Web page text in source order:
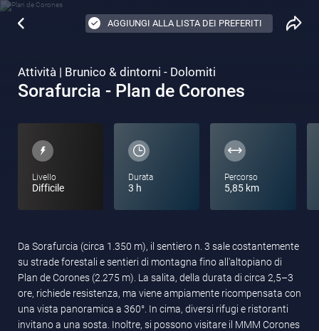
AGGIUNGI ALLA LISTA DEI PREFERITI
Attività | Brunico & dintorni - Dolomiti
Sorafurcia - Plan de Corones
Livello
Difficile
Durata
3 h
Percorso
5,85 km
Da Sorafurcia (circa 1.350 m), il sentiero n. 3 sale costantemente
su strade forestali e sentieri di montagna fino all'altopiano di
Plan de Corones (2.275 m). La salita, della durata di circa 2,5–3
ore, richiede resistenza, ma viene ampiamente ricompensata con
una vista panoramica a 360°. In cima, diversi rifugi e ristoranti
invitano a una sosta. Inoltre, si possono visitare il MMM Corones